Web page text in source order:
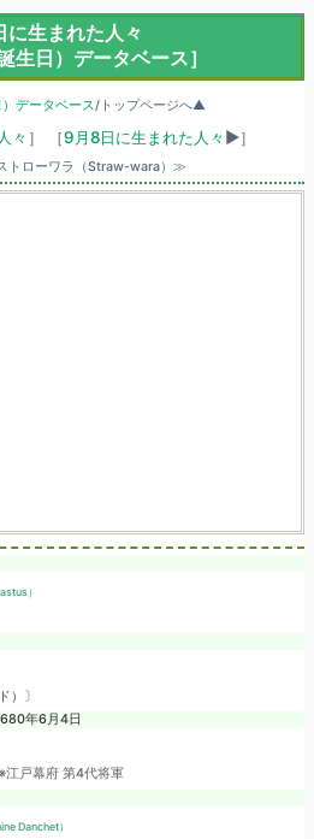
に生まれた人々
生日）データベース］
データベース/トップページへ▲
々 ］ ［9月8日に生まれた人々 ▶］
トローワラ（Straw-wara）≫
）
）〕
年6月4日
江戸幕府 第4代将軍
Danchet）